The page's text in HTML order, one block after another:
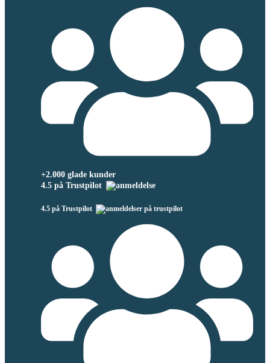
+2.000 glade kunder
4.5 på Trustpilot
4.5 på Trustpilot